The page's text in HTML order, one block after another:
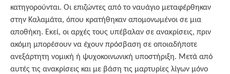
κατηγορούνται. Οι επιζώντες από το ναυάγιο μεταφέρθηκαν
στην Καλαμάτα, όπου κρατήθηκαν απομονωμένοι σε μια
αποθήκη. Εκεί, οι αρχές τους υπέβαλαν σε ανακρίσεις, πριν
ακόμη μπορέσουν να έχουν πρόσβαση σε οποιαδήποτε
ανεξάρτητη νομική ή ψυχοκοινωνική υποστήριξη. Μετά από
αυτές τις ανακρίσεις και με βάση τις μαρτυρίες λίγων μόνο